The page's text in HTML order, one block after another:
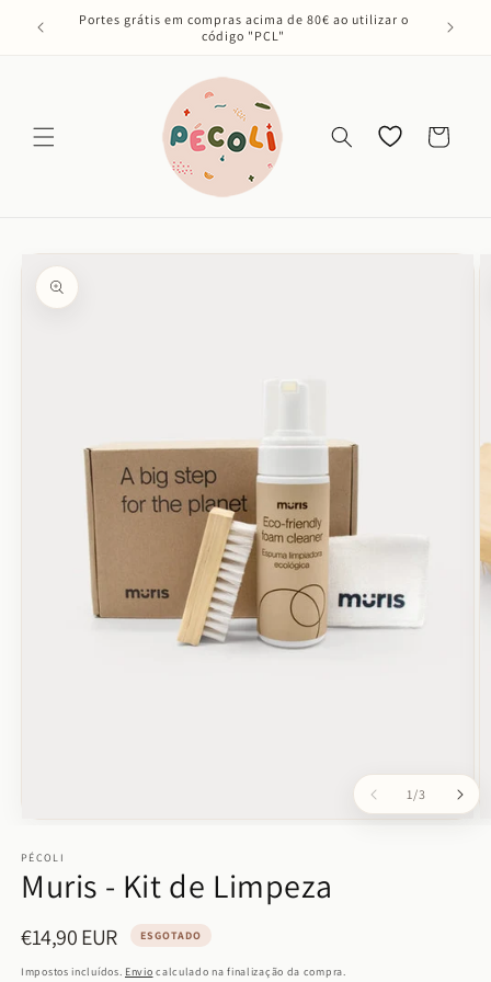
para o
Portes grátis em compras acima de 80€ ao utilizar o
código "PCL"
Os meus
favoritos
Carrinho
informação
do produto
multimédia
1
em
1 /de
3
PÉCOLI
Muris - Kit de Limpeza
Preço
normal
€14,90 EUR ESGOTADO
Impostos incluídos. Envio calculado na finalização da compra.